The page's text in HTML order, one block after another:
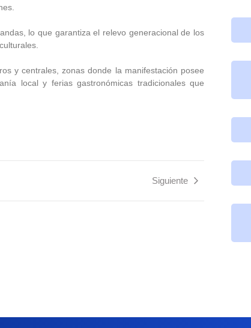
lo que garantiza el relevo generacional de los
y centrales, zonas donde la manifestación posee
local y ferias gastronómicas tradicionales que
Siguiente